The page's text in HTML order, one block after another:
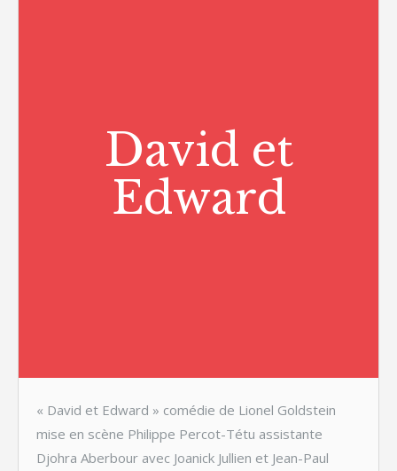
David et
Edward
« David et Edward » comédie de Lionel Goldstein
mise en scène Philippe Percot-Tétu assistante
Djohra Aberbour avec Joanick Jullien et Jean-Paul